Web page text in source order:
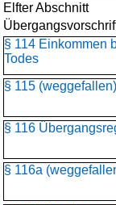
Elfter Abschnitt
§ 114 Einkommen
Todes
§ 115 (weggefallen)
§ 116
§ 116a